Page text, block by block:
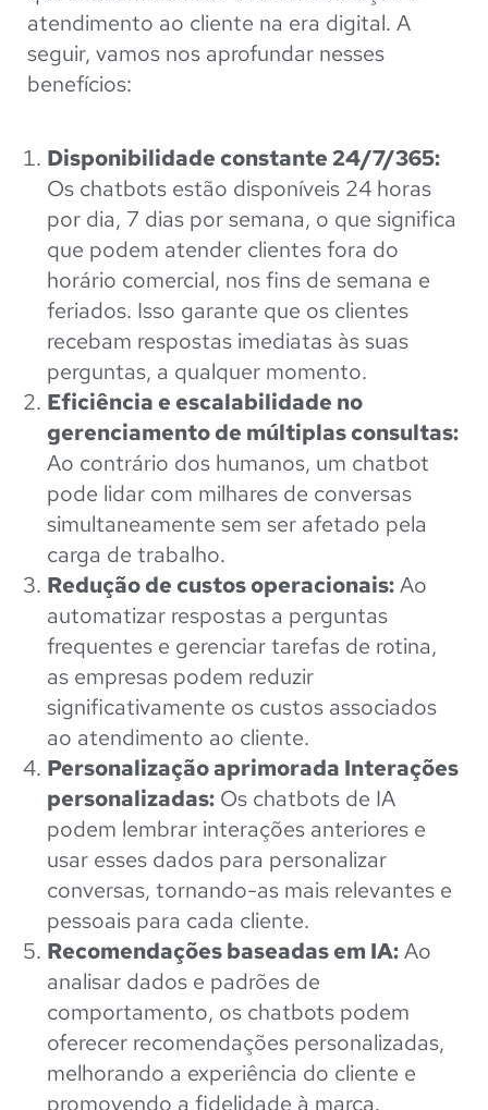
atendimento ao cliente na era digital. A
seguir, vamos nos aprofundar nesses
benefícios:
Disponibilidade constante 24/7/365:
Os chatbots estão disponíveis 24 horas
por dia, 7 dias por semana, o que significa
que podem atender clientes fora do
horário comercial, nos fins de semana e
feriados. Isso garante que os clientes
recebam respostas imediatas às suas
perguntas, a qualquer momento.
Eficiência e escalabilidade no
gerenciamento de múltiplas consultas:
Ao contrário dos humanos, um chatbot
pode lidar com milhares de conversas
simultaneamente sem ser afetado pela
carga de trabalho.
Redução de custos operacionais:Ao
automatizar respostas a perguntas
frequentes e gerenciar tarefas de rotina,
as empresas podem reduzir
significativamente os custos associados
ao atendimento ao cliente.
Personalização aprimorada Interações
personalizadas: Os chatbots de IA
podem lembrar interações anteriores e
usar esses dados para personalizar
conversas, tornando-as mais relevantes e
pessoais para cada cliente.
Recomendações baseadas em IA:Ao
analisar dados e padrões de
comportamento, os chatbots podem
oferecer recomendações personalizadas,
melhorando a experiência do cliente e
promovendo a fidelidade à marca.